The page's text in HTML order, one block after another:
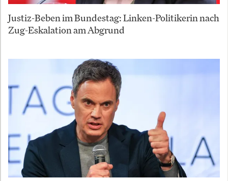
Justiz-Beben im Bundestag: Linken-Politikerin nach
Zug-Eskalation am Abgrund